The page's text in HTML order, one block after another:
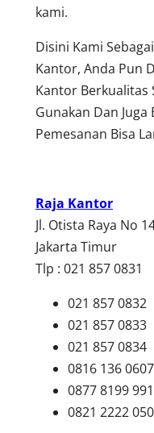
kami.
Disini Kami
Kantor, Anda Pun
Kantor Berkualitas
Gunakan Dan
Pemesanan Bisa
Raja Kantor
Jl. Otista Raya No
Jakarta Timur
Tlp : 021 857 0831
021 857 0832
021 857 0833
021 857 0834
0816 136 0607
0877 8199
0821 2222